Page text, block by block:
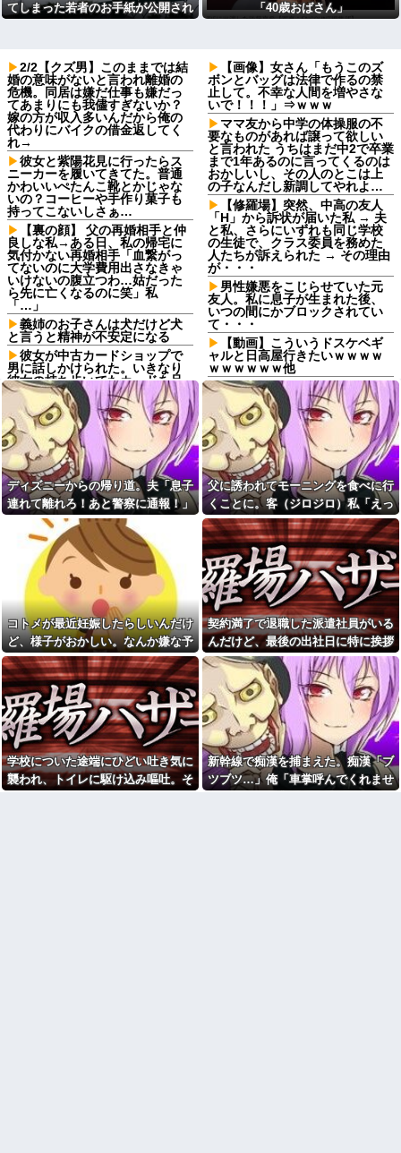
てしまった若者のお手紙が公開され
「40歳おばさん」
2/2【クズ男】このままでは結
婚の意味がないと言われ離婚の
危機。同居は嫌だ仕事も嫌だっ
てあまりにも我儘すぎないか？
嫁の方が収入多いんだから俺の
代わりにバイクの借金返してく
れ→
彼女と紫陽花見に行ったらス
ニーカーを履いてきてた。普通
かわいいぺたんこ靴とかじゃな
いの？コーヒーや手作り菓子も
持ってこないしさぁ…
【裏の顔】 父の再婚相手と仲
良しな私→ある日、私の帰宅に
気付かない再婚相手「血繋がっ
てないのに大学費用出さなきゃ
いけないの腹立つわ…姑だった
ら先に亡くなるのに笑」私
「…」
義姉のお子さんは犬だけど犬
と言うと精神が不安定になる
彼女が中古カードショップで
男に話しかけられた。いきなり
彼女の持ち歩いてたカードを品
定めしだしたらしく…
社員旅行先で知り合った女性
とアドレス交換し密会を続け
た。相手は処●だったので「一生
大事にしたい」の口説き文句で
アッサリ落ちた。簡単に切れる...
離婚から3年後、元夫から突然
届いたガラス玉の指輪。その真
意を知った瞬間、私も弁護士も
言葉を失って…
浮気相手との性行為時間→3時
間、嫁との性行為時間→15分
wwwwwwwww
旦那「給料は全部そっちで管
理して」私「急にどうした
の？」→気づけば夫の収入がそ
のまま私名義の貯金になってい
て…
父から祖母が会いたがってい
ることを告げられた。どうやら
祖母は天麩羅通りの糞トメだっ
たようで...
Ａ奥「(旦那)さんから、ひとこ
と言ってもらえないか」私「相
談してみる」→ 人がおかしくな
った瞬間を目の前で見て...
シェアハウスにいた女が妊娠
しちゃって大学を中退したら、
その女の親が怒鳴り込んでき
【画像】女さん「もうこのズ
ボンとバッグは法律で作るの禁
止して。不幸な人間を増やさな
いで！！！」⇒ｗｗｗ
ママ友から中学の体操服の不
要なものがあれば譲って欲しい
と言われた うちはまだ中2で卒業
まで1年あるのに言ってくるのは
おかしいし、その人のとこは上
の子なんだし新調してやれよ…
【修羅場】突然、中高の友人
「H」から訴状が届いた私 → 夫
と私、さらにいずれも同じ学校
の生徒で、クラス委員を務めた
人たちが訴えられた → その理由
が・・・
男性嫌悪をこじらせていた元
友人。私に息子が生まれた後、
いつの間にかブロックされてい
て・・・
【動画】こういうドスケベギ
ャルと日高屋行きたいｗｗｗｗ
ｗｗｗｗｗｗ他
自分が過去に目撃した「なん
じゃそりゃ！？」って感じの事
故の例
岐阜県、意外と都会だった
www
「備蓄している人は挙手して
ください」と町内会のミーティ
ング、何の気なしに手を挙げて
しまった結果……
社畜にとって最も強敵な曜日
は？
息子の「初めての重湯」を横
取りしようと執拗に手出しして
くる同居姑にイライラが止まら
ない！何度断っても鍋の蓋を開
けてかき混ぜ、結局『姑との合
作』という不快すぎる形
に・・・
息子の「初めての重湯」を横
取りしようと執拗に手出しして
くる同居姑にイライラが止まら
ない！何度断っても鍋の蓋を開
けてかき混ぜ、結局『姑との合
作』という不快すぎる形
に・・・
【愚痴】プロポーズのときは
家事なくていいって言ったの
に…今になって旦那が言うこと
がコレwwww
食事の時に“混ぜる”と言うの
ディズニーからの帰り道。夫「息子
連れて離れろ！あと警察に通報！」
私「助けて！」駅員「どうしまし
た！？」→トンデモナイことに…
父に誘われてモーニングを食べに行
くことに。客（ジロジロ）私「えっ
何？」店員「見ての通りの状況なの
で…」→まさかの対応をされて...
コトメが最近妊娠したらしいんだけ
ど、様子がおかしい。なんか嫌な予
感がして、コトメにこっそり電話し
たら...
契約満了で退職した派遣社員がいる
んだけど、最後の出社日に特に挨拶
も菓子折りもなにもなく...
学校についた途端にひどい吐き気に
襲われ、トイレに駆け込み嘔吐。そ
新幹線で痴漢を捕まえた。痴漢「ブ
ツブツ…」俺「車掌呼んでくれませ